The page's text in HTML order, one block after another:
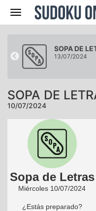
Navegación
SOPA DE
13/07/2024
SOPA DE
10/07/2024
Sopa de Letras
Miércoles 10/07/2024
¿Estás preparado?